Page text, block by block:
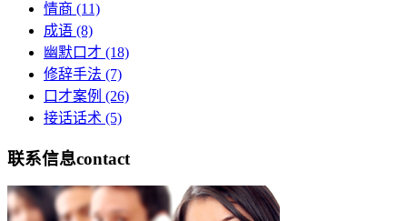
情商 (11)
成语 (8)
幽默口才 (18)
修辞手法 (7)
口才案例 (26)
接话话术 (5)
联系信息contact